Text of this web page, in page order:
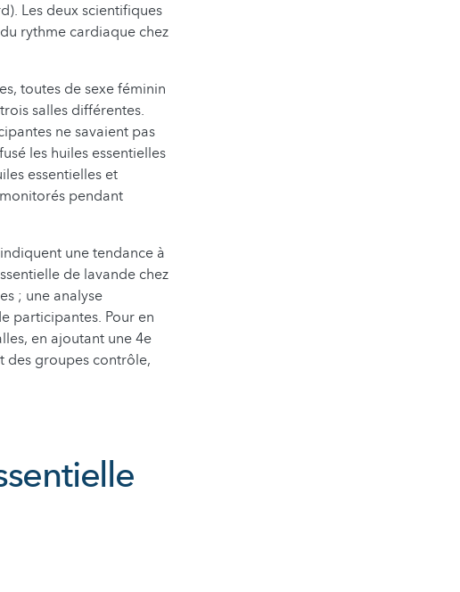
Les deux scientifiques
rythme cardiaque chez
toutes de sexe féminin
salles différentes.
ne savaient pas
les huiles essentielles
essentielles et
pendant
une tendance à
de lavande chez
; une analyse
participantes. Pour en
en ajoutant une 4e
des groupes contrôle,